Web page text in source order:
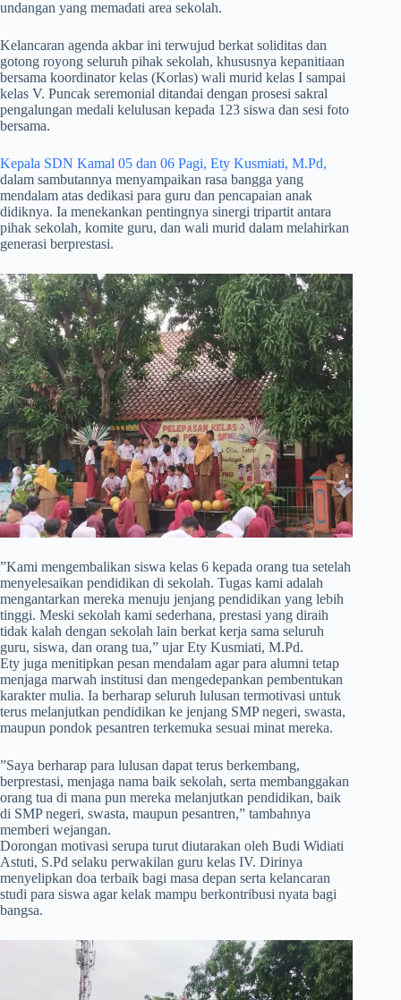
undangan yang memadati area sekolah.
​Kelancaran agenda akbar ini terwujud berkat soliditas dan
gotong royong seluruh pihak sekolah, khususnya kepanitiaan
bersama koordinator kelas (Korlas) wali murid kelas I sampai
kelas V. Puncak seremonial ditandai dengan prosesi sakral
pengalungan medali kelulusan kepada 123 siswa dan sesi foto
bersama.
Kepala SDN Kamal 05 dan 06 Pagi, Ety Kusmiati, M.Pd,
dalam sambutannya menyampaikan rasa bangga yang
mendalam atas dedikasi para guru dan pencapaian anak
didiknya. Ia menekankan pentingnya sinergi tripartit antara
pihak sekolah, komite guru, dan wali murid dalam melahirkan
generasi berprestasi.
​”Kami mengembalikan siswa kelas 6 kepada orang tua setelah
menyelesaikan pendidikan di sekolah. Tugas kami adalah
mengantarkan mereka menuju jenjang pendidikan yang lebih
tinggi. Meski sekolah kami sederhana, prestasi yang diraih
tidak kalah dengan sekolah lain berkat kerja sama seluruh
guru, siswa, dan orang tua,” ujar Ety Kusmiati, M.Pd.
Ety juga menitipkan pesan mendalam agar para alumni tetap
menjaga marwah institusi dan mengedepankan pembentukan
karakter mulia. Ia berharap seluruh lulusan termotivasi untuk
terus melanjutkan pendidikan ke jenjang SMP negeri, swasta,
maupun pondok pesantren terkemuka sesuai minat mereka.
​”Saya berharap para lulusan dapat terus berkembang,
berprestasi, menjaga nama baik sekolah, serta membanggakan
orang tua di mana pun mereka melanjutkan pendidikan, baik
di SMP negeri, swasta, maupun pesantren,” tambahnya
memberi wejangan.
Dorongan motivasi serupa turut diutarakan oleh Budi Widiati
Astuti, S.Pd selaku perwakilan guru kelas IV. Dirinya
menyelipkan doa terbaik bagi masa depan serta kelancaran
studi para siswa agar kelak mampu berkontribusi nyata bagi
bangsa.